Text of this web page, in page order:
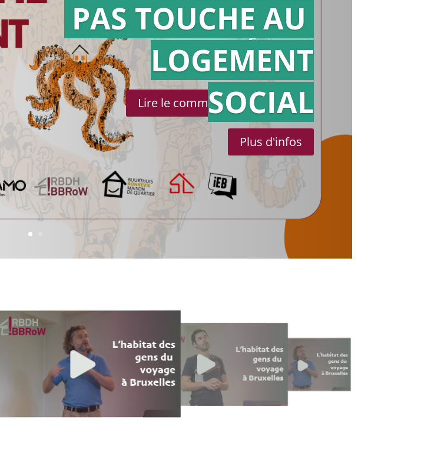
Action en
référé
Lire le communiqué de presse
PAS TOUCHE AU
LOGEMENT
SOCIAL
Plus d'infos